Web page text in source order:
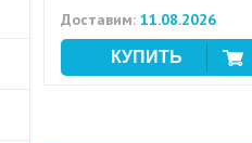
Доставим: 11.08.2026